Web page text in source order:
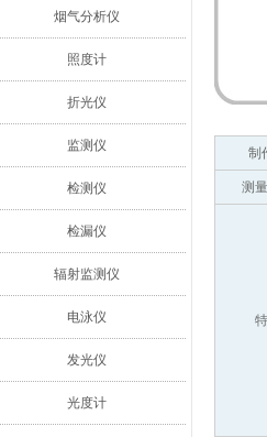
烟气分析仪
照度计
折光仪
监测仪
检测仪
检漏仪
辐射监测仪
电泳仪
发光仪
光度计
制
测